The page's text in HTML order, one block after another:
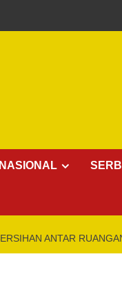
NASIONAL
ANTAR